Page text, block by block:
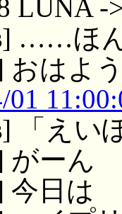
LUNA -
] ……ほん
おはよ
01
] 「えい
がーん
今日は